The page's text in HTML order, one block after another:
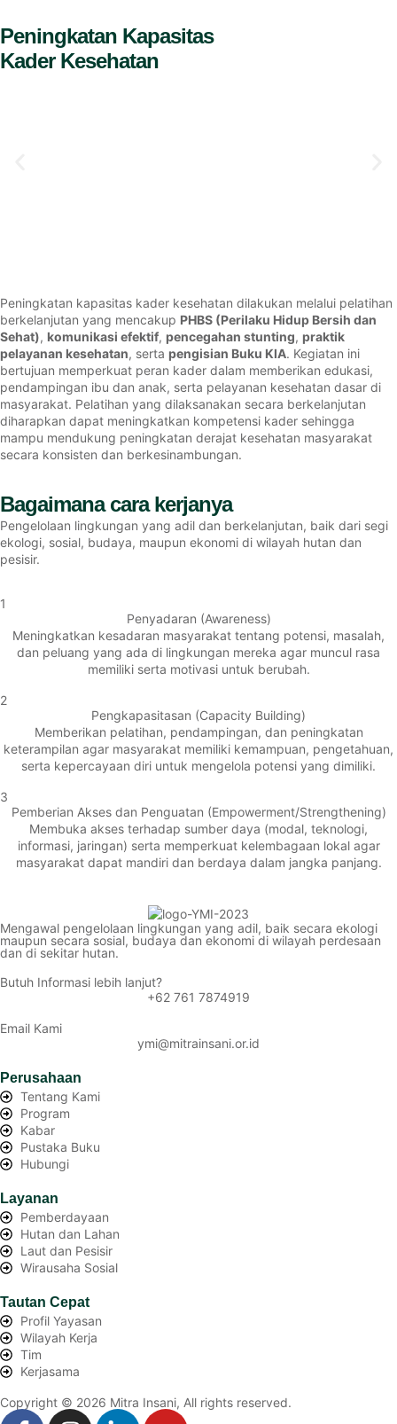
Peningkatan Kapasitas
Kader Kesehatan
Peningkatan kapasitas kader kesehatan dilakukan melalui pelatihan
berkelanjutan yang mencakup PHBS (Perilaku Hidup Bersih dan
Sehat), komunikasi efektif, pencegahan stunting, praktik
pelayanan kesehatan, serta pengisian Buku KIA. Kegiatan ini
bertujuan memperkuat peran kader dalam memberikan edukasi,
pendampingan ibu dan anak, serta pelayanan kesehatan dasar di
masyarakat. Pelatihan yang dilaksanakan secara berkelanjutan
diharapkan dapat meningkatkan kompetensi kader sehingga
mampu mendukung peningkatan derajat kesehatan masyarakat
secara konsisten dan berkesinambungan.
Bagaimana cara kerjanya
Pengelolaan lingkungan yang adil dan berkelanjutan, baik dari segi
ekologi, sosial, budaya, maupun ekonomi di wilayah hutan dan
pesisir.
1
Penyadaran (Awareness)
Meningkatkan kesadaran masyarakat tentang potensi, masalah,
dan peluang yang ada di lingkungan mereka agar muncul rasa
memiliki serta motivasi untuk berubah.
2
Pengkapasitasan (Capacity Building)
Memberikan pelatihan, pendampingan, dan peningkatan
keterampilan agar masyarakat memiliki kemampuan, pengetahuan,
serta kepercayaan diri untuk mengelola potensi yang dimiliki.
3
Pemberian Akses dan Penguatan (Empowerment/Strengthening)
Membuka akses terhadap sumber daya (modal, teknologi,
informasi, jaringan) serta memperkuat kelembagaan lokal agar
masyarakat dapat mandiri dan berdaya dalam jangka panjang.
Mengawal pengelolaan lingkungan yang adil, baik secara ekologi
maupun secara sosial, budaya dan ekonomi di wilayah perdesaan
dan di sekitar hutan.
Butuh Informasi lebih lanjut?
+62 761 7874919
Email Kami
ymi@mitrainsani.or.id
Perusahaan
Tentang Kami
Program
Kabar
Pustaka Buku
Hubungi
Layanan
Pemberdayaan
Hutan dan Lahan
Laut dan Pesisir
Wirausaha Sosial
Tautan Cepat
Profil Yayasan
Wilayah Kerja
Tim
Kerjasama
Copyright © 2026 Mitra Insani, All rights reserved.